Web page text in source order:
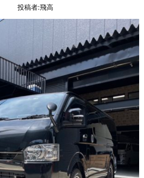
投稿者:飛高